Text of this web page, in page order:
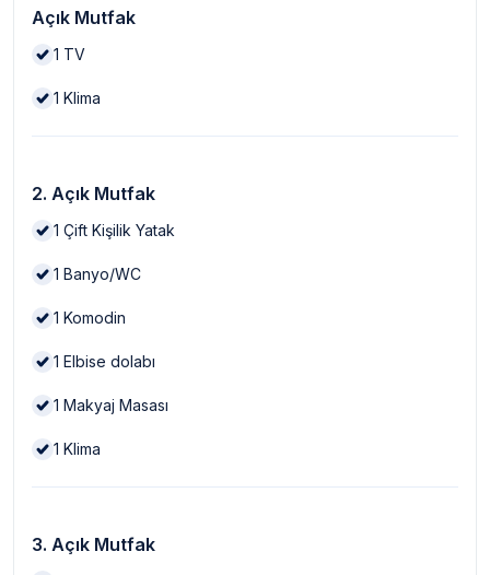
Açık Mutfak
1 TV
1 Klima
2. Açık Mutfak
1 Çift Kişilik Yatak
1 Banyo/WC
1 Komodin
1 Elbise dolabı
1 Makyaj Masası
1 Klima
3. Açık Mutfak